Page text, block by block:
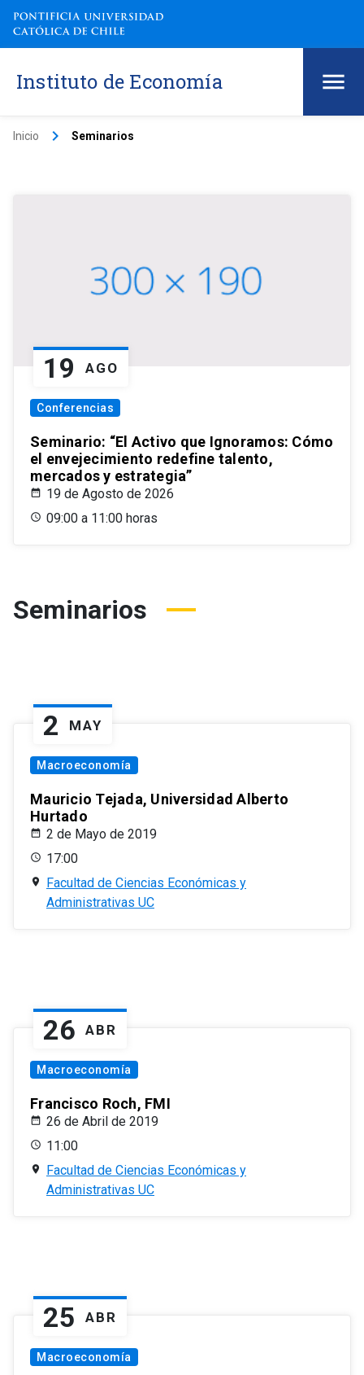
Instituto de Economía
Inicio keyboard_arrow_right Seminarios
19 AGO
Conferencias
Seminario: “El Activo que Ignoramos: Cómo
el envejecimiento redefine talento,
mercados y estrategia”
19 de Agosto de 2026
09:00 a 11:00 horas
Seminarios
2 MAY
Macroeconomía
Mauricio Tejada, Universidad Alberto
Hurtado
2 de Mayo de 2019
17:00
Facultad de Ciencias Económicas y
Administrativas UC
26 ABR
Macroeconomía
Francisco Roch, FMI
26 de Abril de 2019
11:00
Facultad de Ciencias Económicas y
Administrativas UC
25 ABR
Macroeconomía